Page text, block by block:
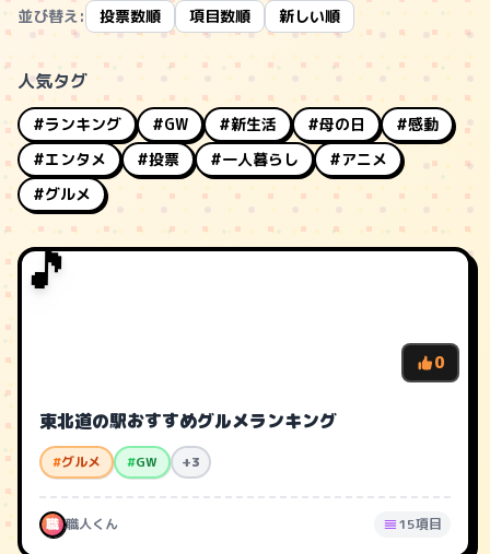
並び替え: 投票数順 項目数順 新しい順
人気タグ
#ランキング #GW #新生活 #母の日
#感動
#エンタメ
#投票 #一人暮らし
#アニメ
#グルメ
🎵
0
東北道の駅おすすめグルメランキング
#グルメ #GW +3
職 職人くん 15項目